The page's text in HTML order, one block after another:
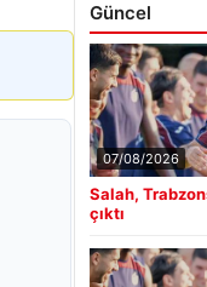
Güncel
07/08/2026
Salah,
çıktı